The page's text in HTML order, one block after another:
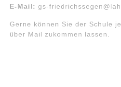
E-Mail: gs-
Gerne können Sie der Schule
über Mail zukommen lassen.